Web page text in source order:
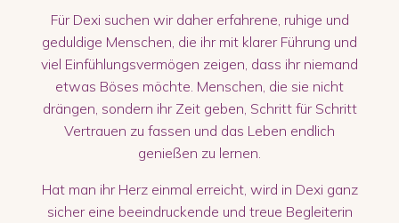
Für Dexi suchen wir daher erfahrene, ruhige und
geduldige Menschen, die ihr mit klarer Führung und
viel Einfühlungsvermögen zeigen, dass ihr niemand
etwas Böses möchte. Menschen, die sie nicht
drängen, sondern ihr Zeit geben, Schritt für Schritt
Vertrauen zu fassen und das Leben endlich
genießen zu lernen.
Hat man ihr Herz einmal erreicht, wird in Dexi ganz
sicher eine beeindruckende und treue Begleiterin